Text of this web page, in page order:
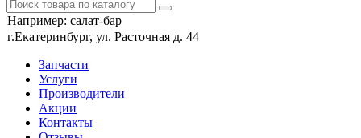
Например: салат-бар
г.Екатеринбург, ул. Расточная д. 44
Запчасти
Услуги
Производители
Акции
Контакты